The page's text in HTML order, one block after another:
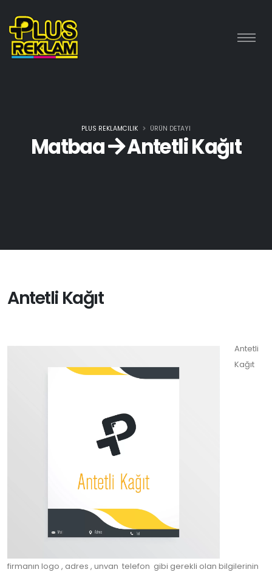
Matbaa Antetli Kağıt
PLUS REKLAMCILIK ÜRÜN DETAYI
Antetli Kağıt
Antetli
Kağıt
firmanın logo , adres , unvan telefon gibi gerekli olan bilgilerinin